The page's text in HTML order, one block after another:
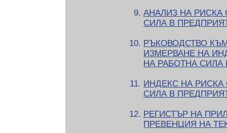
АНАЛИЗ НА РИСКА
СИЛА В
РЪКОВОДСТВО
ИЗМЕРВАНЕ НА
НА РАБОТНА СИЛА
ИНДЕКС НА РИСКА
СИЛА В
РЕГИСТЪР НА
ПРЕВЕНЦИЯ НА